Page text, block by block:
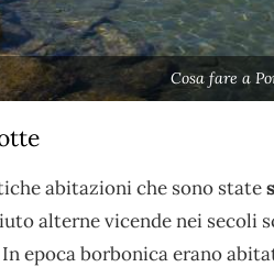
Cosa fare a
abitazioni che sono state
alterne vicende nei secoli
epoca borbonica erano